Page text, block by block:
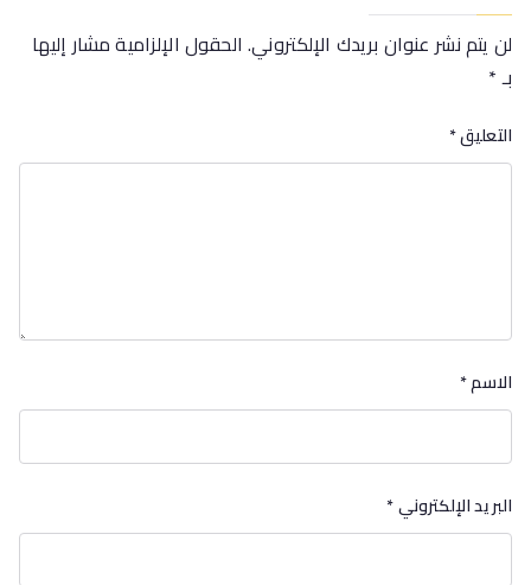
لن يتم نشر عنوان بريدك الإلكتروني. الحقول الإلزامية مشار إليها
بـ*
التعليق*
الاسم*
البريد الإلكتروني*